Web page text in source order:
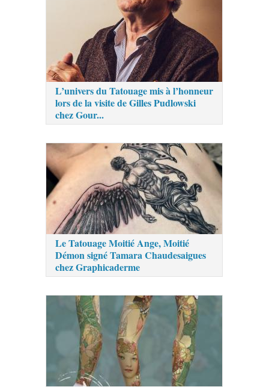
L’univers du Tatouage mis à l’honneur
lors de la visite de Gilles Pudlowski
chez Gour...
Le Tatouage Moitié Ange, Moitié
Démon signé Tamara Chaudesaigues
chez Graphicaderme